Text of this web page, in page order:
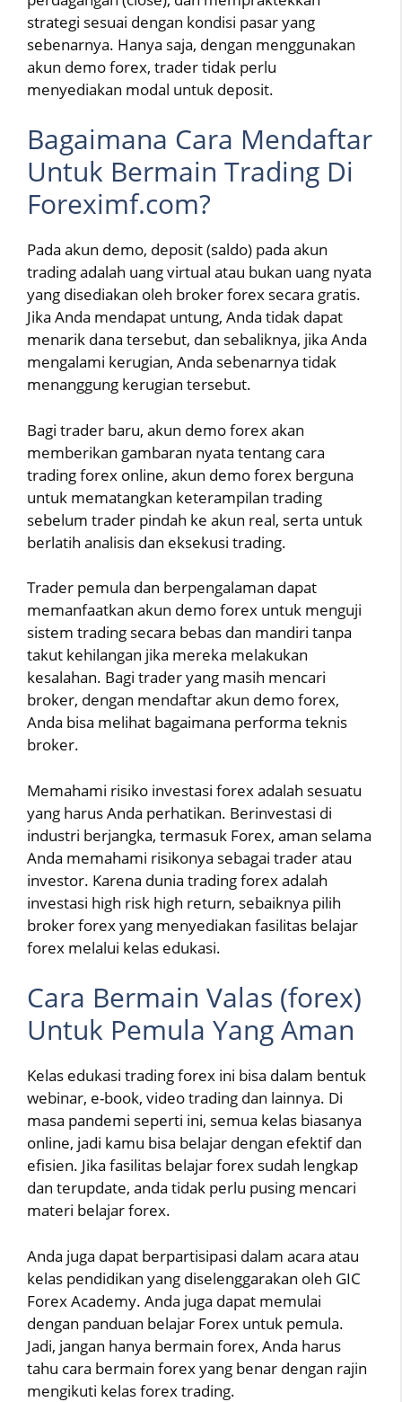
strategi sesuai dengan kondisi pasar yang
sebenarnya. Hanya saja, dengan menggunakan
akun demo forex, trader tidak perlu
menyediakan modal untuk deposit.
Bagaimana Cara Mendaftar
Untuk Bermain Trading Di
Foreximf.com?
Pada akun demo, deposit (saldo) pada akun
trading adalah uang virtual atau bukan uang nyata
yang disediakan oleh broker forex secara gratis.
Jika Anda mendapat untung, Anda tidak dapat
menarik dana tersebut, dan sebaliknya, jika Anda
mengalami kerugian, Anda sebenarnya tidak
menanggung kerugian tersebut.
Bagi trader baru, akun demo forex akan
memberikan gambaran nyata tentang cara
trading forex online, akun demo forex berguna
untuk mematangkan keterampilan trading
sebelum trader pindah ke akun real, serta untuk
berlatih analisis dan eksekusi trading.
Trader pemula dan berpengalaman dapat
memanfaatkan akun demo forex untuk menguji
sistem trading secara bebas dan mandiri tanpa
takut kehilangan jika mereka melakukan
kesalahan. Bagi trader yang masih mencari
broker, dengan mendaftar akun demo forex,
Anda bisa melihat bagaimana performa teknis
broker.
Memahami risiko investasi forex adalah sesuatu
yang harus Anda perhatikan. Berinvestasi di
industri berjangka, termasuk Forex, aman selama
Anda memahami risikonya sebagai trader atau
investor. Karena dunia trading forex adalah
investasi high risk high return, sebaiknya pilih
broker forex yang menyediakan fasilitas belajar
forex melalui kelas edukasi.
Cara Bermain Valas (forex)
Untuk Pemula Yang Aman
Kelas edukasi trading forex ini bisa dalam bentuk
webinar, e-book, video trading dan lainnya. Di
masa pandemi seperti ini, semua kelas biasanya
online, jadi kamu bisa belajar dengan efektif dan
efisien. Jika fasilitas belajar forex sudah lengkap
dan terupdate, anda tidak perlu pusing mencari
materi belajar forex.
Anda juga dapat berpartisipasi dalam acara atau
kelas pendidikan yang diselenggarakan oleh GIC
Forex Academy. Anda juga dapat memulai
dengan panduan belajar Forex untuk pemula.
Jadi, jangan hanya bermain forex, Anda harus
tahu cara bermain forex yang benar dengan rajin
mengikuti kelas forex trading.